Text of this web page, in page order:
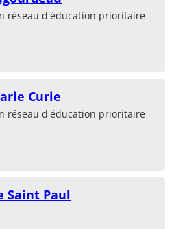
réseau d'éducation prioritaire
Curie
réseau d'éducation prioritaire
Saint Paul